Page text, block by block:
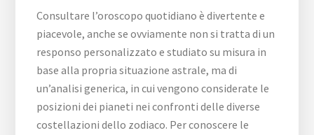
Consultare l’oroscopo quotidiano è divertente e
piacevole, anche se ovviamente non si tratta di un
responso personalizzato e studiato su misura in
base alla propria situazione astrale, ma di
un’analisi generica, in cui vengono considerate le
posizioni dei pianeti nei confronti delle diverse
costellazioni dello zodiaco. Per conoscere le